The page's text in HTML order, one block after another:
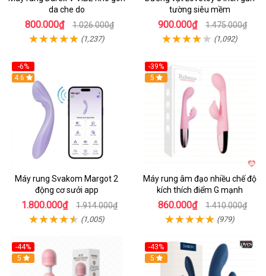
da che do
800.000₫ 1.026.000₫
(1,237)
tường siêu mềm
900.000₫ 1.475.000₫
(1,092)
-6%
4.6
Máy rung Svakom Margot 2
động cơ sưởi app
1.800.000₫ 1.914.000₫
(1,005)
-39%
Hot
5
Máy rung âm đạo nhiều chế độ
kích thích điểm G mạnh
860.000₫ 1.410.000₫
(979)
-44%
Hot
5
-43%
Hot
5